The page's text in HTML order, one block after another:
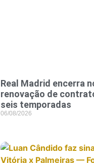
Real Madrid encerra
renovação de
seis temporadas
06/08/2026